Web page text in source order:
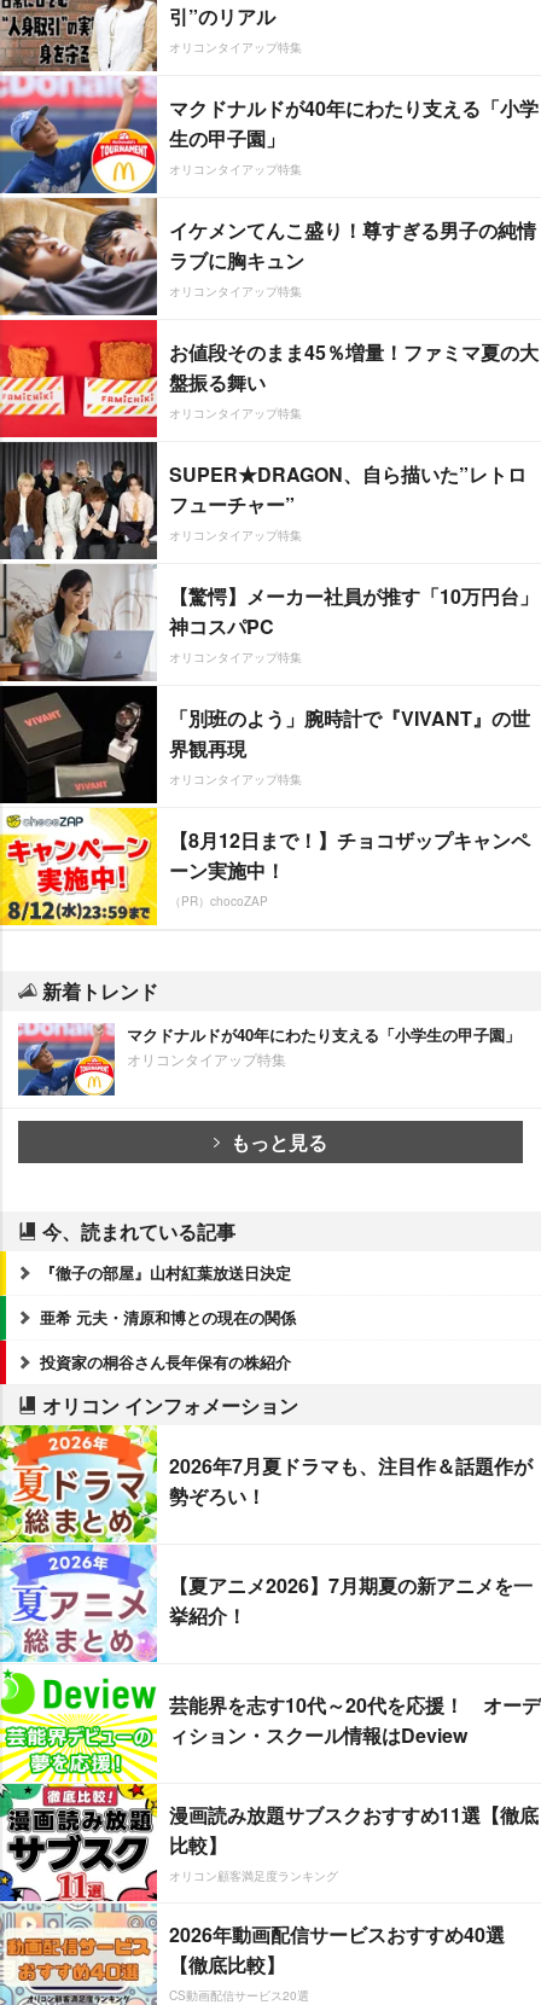
引”のリアル
オリコンタイアップ特集
マクドナルドが40年にわたり支える「小学
生の甲子園」
オリコンタイアップ特集
イケメンてんこ盛り！尊すぎる男子の純情
ラブに胸キュン
オリコンタイアップ特集
お値段そのまま45％増量！ファミマ夏の大
盤振る舞い
オリコンタイアップ特集
SUPER★DRAGON、自ら描いた”レトロ
フューチャー”
オリコンタイアップ特集
【驚愕】メーカー社員が推す「10万円台」
神コスパPC
オリコンタイアップ特集
「別班のよう」腕時計で『VIVANT』の世
界観再現
オリコンタイアップ特集
【8月12日まで！】チョコザップキャンペ
ーン実施中！
（PR）chocoZAP
新着トレンド
マクドナルドが40年にわたり支える「小学生の甲子園」
オリコンタイアップ特集
もっと見る
今、読まれている記事
『徹子の部屋』山村紅葉放送日決定
亜希 元夫・清原和博との現在の関係
投資家の桐谷さん長年保有の株紹介
オリコン インフォメーション
2026年7月夏ドラマも、注目作＆話題作が
勢ぞろい！
【夏アニメ2026】7月期夏の新アニメを一
挙紹介！
芸能界を志す10代～20代を応援！ オーデ
ィション・スクール情報はDeview
漫画読み放題サブスクおすすめ11選【徹底
比較】
オリコン顧客満足度ランキング
2026年動画配信サービスおすすめ40選
【徹底比較】
CS動画配信サービス20選